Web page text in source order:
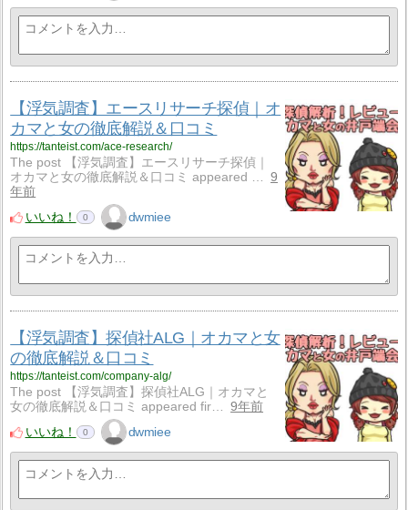
【浮気調査】エースリサーチ探偵｜オ
カマと女の徹底解説＆口コミ
https://tanteist.com/ace-research/
The post 【浮気調査】エースリサーチ探偵｜
オカマと女の徹底解説＆口コミ appeared …
9
年前
いいね！
0 dwmiee
【浮気調査】探偵社ALG｜オカマと女
の徹底解説＆口コミ
https://tanteist.com/company-alg/
The post 【浮気調査】探偵社ALG｜オカマと
女の徹底解説＆口コミ appeared fir…
9年前
いいね！
0 dwmiee